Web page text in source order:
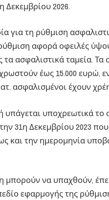
Δεκεμβρίου 2026.
για τη ρύθμιση
αφορά οφειλές
ασφαλιστικά ταμεία. Τα
έως 15.000 ευρώ,
ασφαλισμένοι έχουν
υπάγεται υποχρεωτικά
31η Δεκεμβρίου 2023
και την ημερομηνία
μπορούν να υπαχθούν,
εφαρμογής της